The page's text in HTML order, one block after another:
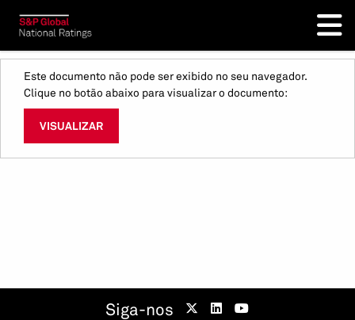
Este documento não pode ser exibido no seu navegador.
Clique no botão abaixo para visualizar o documento:
VISUALIZAR
Siga-nos